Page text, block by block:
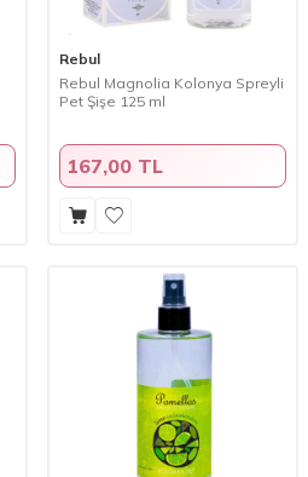
Rebul
Rebul Magnolia Kolonya Spreyli
Pet Şişe 125 ml
167,00 TL